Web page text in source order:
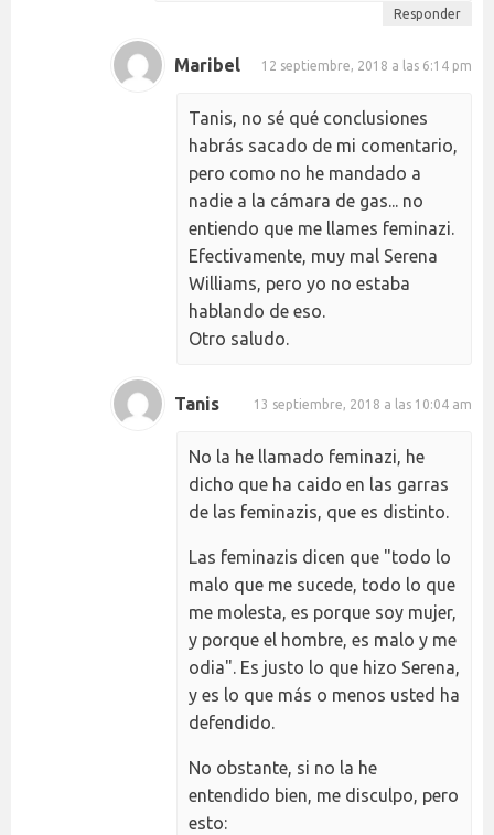
Responder
Maribel 12 septiembre, 2018 a las 6:14 pm
Tanis, no sé qué conclusiones
habrás sacado de mi comentario,
pero como no he mandado a
nadie a la cámara de gas... no
entiendo que me llames feminazi.
Efectivamente, muy mal Serena
Williams, pero yo no estaba
hablando de eso.
Otro saludo.
Tanis 13 septiembre, 2018 a las 10:04 am
No la he llamado feminazi, he
dicho que ha caido en las garras
de las feminazis, que es distinto.
Las feminazis dicen que "todo lo
malo que me sucede, todo lo que
me molesta, es porque soy mujer,
y porque el hombre, es malo y me
odia". Es justo lo que hizo Serena,
y es lo que más o menos usted ha
defendido.
No obstante, si no la he
entendido bien, me disculpo, pero
esto: